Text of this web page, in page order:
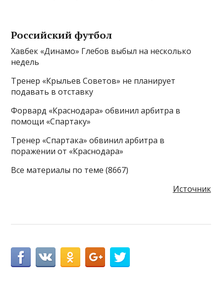
Российский футбол
Хавбек «Динамо» Глебов выбыл на несколько
недель
Тренер «Крыльев Советов» не планирует
подавать в отставку
Форвард «Краснодара» обвинил арбитра в
помощи «Спартаку»
Тренер «Спартака» обвинил арбитра в
поражении от «Краснодара»
Все материалы по теме (8667)
Источник